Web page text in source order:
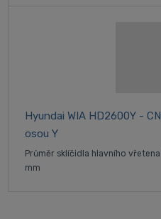
Hyundai WIA HD2600Y -
osou Y
Průměr sklíčidla hlavního
mm